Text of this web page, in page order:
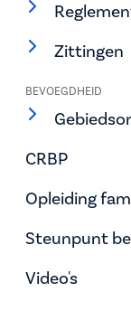
Zittingen
BEVOEGDHEID
CRBP
Opleiding
Steunpunt
Video's